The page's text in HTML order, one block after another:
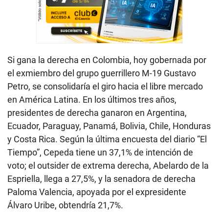
Si gana la derecha en Colombia, hoy gobernada por
el exmiembro del grupo guerrillero M-19 Gustavo
Petro, se consolidaría el giro hacia el libre mercado
en América Latina. En los últimos tres años,
presidentes de derecha ganaron en Argentina,
Ecuador, Paraguay, Panamá, Bolivia, Chile, Honduras
y Costa Rica. Según la última encuesta del diario “El
Tiempo”, Cepeda tiene un 37,1% de intención de
voto; el outsider de extrema derecha, Abelardo de la
Espriella, llega a 27,5%, y la senadora de derecha
Paloma Valencia, apoyada por el expresidente
Álvaro Uribe, obtendría 21,7%.